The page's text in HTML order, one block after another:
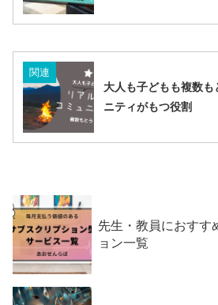
関連
大人も子どもも複数
ニティがもつ役割
先生・教員におすす
ョン一覧